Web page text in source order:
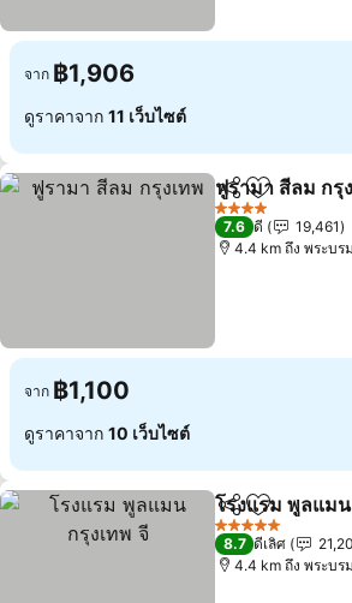
จาก ฿1,906
ดูราคาจาก 11 เว็บไซต์
แชร์ เพิ่มในราย
ฟูรามา สีลม กรุ
4 ดาว
7.6 ดี
19,461
4.4 km ถึง พระบร
จาก ฿1,100
ดูราคาจาก 10 เว็บไซต์
แชร์ เพิ่มในราย
โรงแรม พูลแมน
5 ดาว
8.7 ดีเลิศ
4.4 km ถึง พระบร